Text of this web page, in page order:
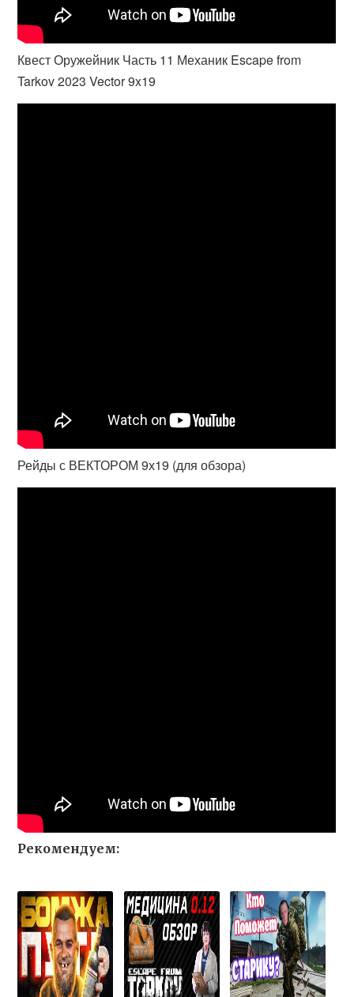
Квест Оружейник Часть 11 Механик Escape from
Tarkov 2023 Vector 9x19
Рейды с ВЕКТОРОМ 9х19 (для обзора)
Рекомендуем: